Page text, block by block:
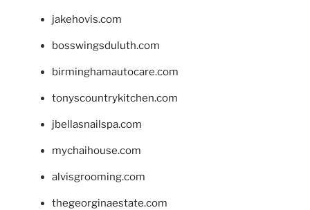
jakehovis.com
bosswingsduluth.com
birminghamautocare.com
tonyscountrykitchen.com
jbellasnailspa.com
mychaihouse.com
alvisgrooming.com
thegeorginaestate.com